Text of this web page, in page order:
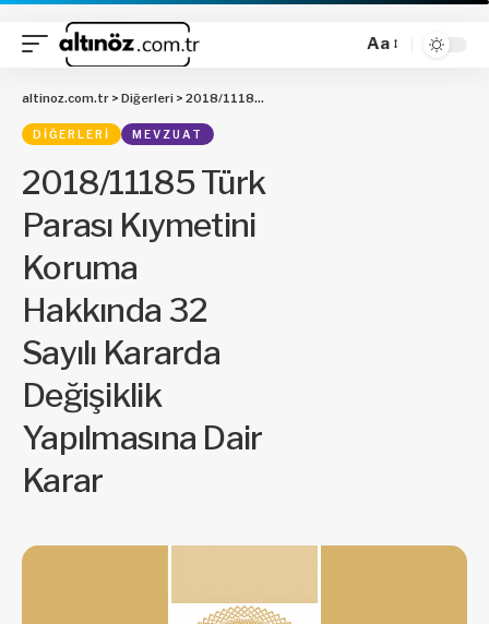
Aa
altinoz.com.tr > Diğerleri > 2018/11185 Türk Parası Kıymetini Koruma Hakkında 32 Sayılı Kararda Değişiklik Yapılmasına Dair Karar
DIĞERLERI MEVZUAT
2018/11185 Türk
Parası Kıymetini
Koruma
Hakkında 32
Sayılı Kararda
Değişiklik
Yapılmasına Dair
Karar